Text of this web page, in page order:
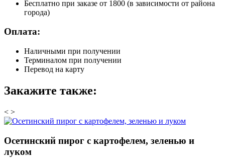
Бесплатно при заказе от 1800 (в зависимости от района
города)
Оплата:
Наличными при получении
Терминалом при получении
Перевод на карту
Закажите также:
< >
Осетинский пирог с картофелем, зеленью и
луком